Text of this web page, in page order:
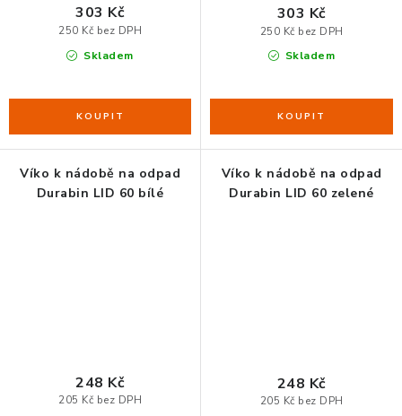
Skladem
250 Kč bez DPH
303 Kč
Skladem
250 Kč bez DPH
303 Kč
Víko k nádobě na odpad
Durabin LID 60 bílé
205 Kč bez DPH
248 Kč
Víko k nádobě na odpad
Durabin LID 60 zelené
205 Kč bez DPH
248 Kč